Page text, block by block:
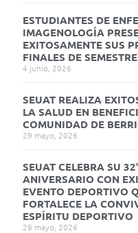
ESTUDIANTES DE
IMAGENOLOGÍA
EXITOSAMENTE SUS
FINALES DE
4 junio, 2026
SEUAT REALIZA
LA SALUD EN
COMUNIDAD DE
29 mayo, 2026
SEUAT CELEBRA SU
ANIVERSARIO CON
EVENTO DEPORTIVO
FORTALECE LA
ESPÍRITU DEPORTIVO
28 mayo, 2026